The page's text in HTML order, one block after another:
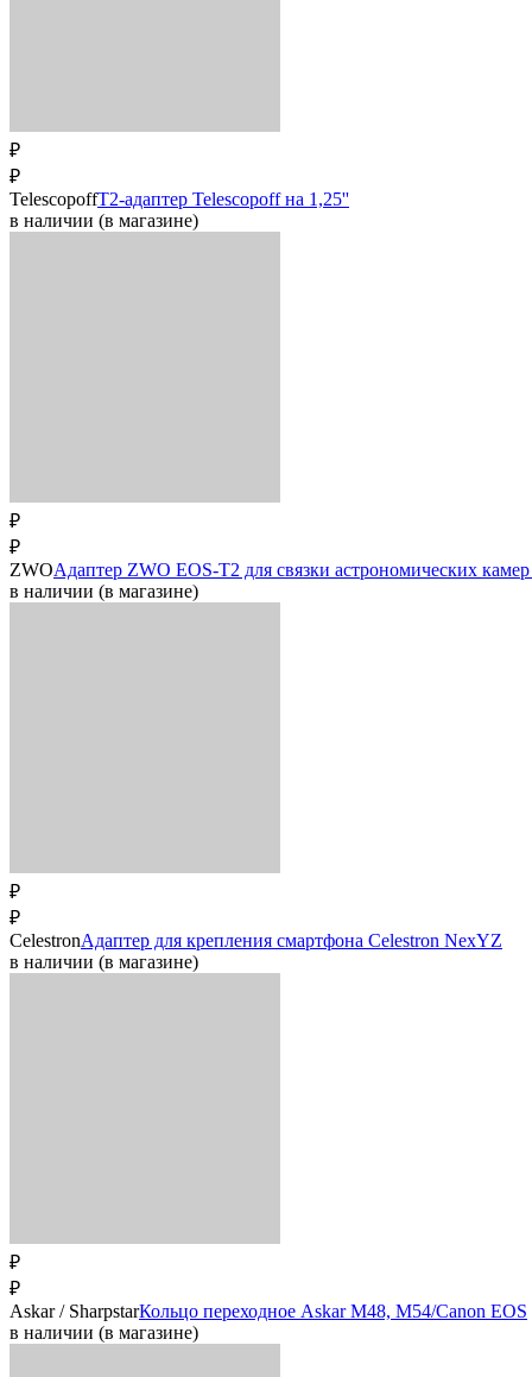
₽
₽
TelescopoffT2-адаптер Telescopoff на 1,25''
в наличии (в магазине)
₽
₽
ZWOАдаптер ZWO EOS-T2 для связки астрономических
в наличии (в магазине)
₽
₽
CelestronАдаптер для крепления смартфона Celestron NexYZ
в наличии (в магазине)
₽
₽
Askar / SharpstarКольцо переходное Askar M48, М54/Canon EOS
в наличии (в магазине)